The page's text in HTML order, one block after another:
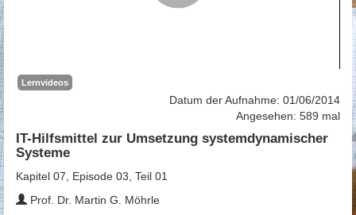
Lernvideos
Datum der Aufnahme: 01/06/2014
Angesehen: 589 mal
IT-Hilfsmittel zur Umsetzung systemdynamischer
Systeme
Kapitel 07, Episode 03, Teil 01
Prof. Dr. Martin G. Möhrle